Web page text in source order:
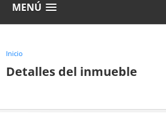
MENÚ
Inicio
Detalles del inmueble